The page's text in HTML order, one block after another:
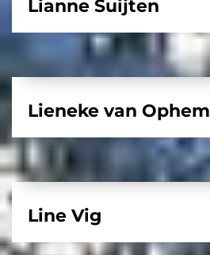
Lianne Suijten
Lieneke van Ophem
Line Vig